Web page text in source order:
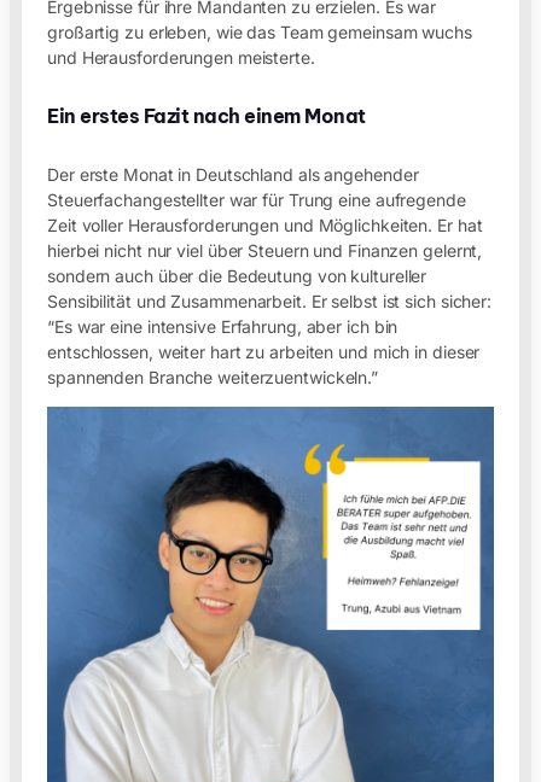
Ergebnisse für ihre Mandanten zu erzielen. Es war
großartig zu erleben, wie das Team gemeinsam wuchs
und Herausforderungen meisterte.
Ein erstes Fazit nach einem Monat
Der erste Monat in Deutschland als angehender
Steuerfachangestellter war für Trung eine aufregende
Zeit voller Herausforderungen und Möglichkeiten. Er hat
hierbei nicht nur viel über Steuern und Finanzen gelernt,
sondern auch über die Bedeutung von kultureller
Sensibilität und Zusammenarbeit. Er selbst ist sich sicher:
“Es war eine intensive Erfahrung, aber ich bin
entschlossen, weiter hart zu arbeiten und mich in dieser
spannenden Branche weiterzuentwickeln.”